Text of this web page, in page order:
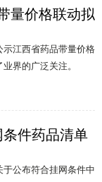
量价格联动拟
江西省药品带量价格
界的广泛关注。
件药品清单
公布符合挂网条件中